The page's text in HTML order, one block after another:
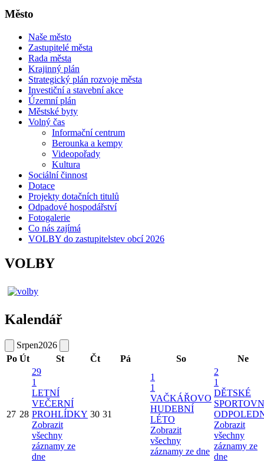
Město
Naše město
Zastupitelé města
Rada města
Krajinný plán
Strategický plán rozvoje města
Investiční a stavební akce
Územní plán
Městské byty
Volný čas
Informační centrum
Berounka a kempy
Videopořady
Kultura
Sociální činnost
Dotace
Projekty dotačních titulů
Odpadové hospodářství
Fotogalerie
Co nás zajímá
VOLBY do zastupitelstev obcí 2026
VOLBY
Kalendář
Srpen2026
Po Út St Čt Pá So Ne
27 28
29
1
LETNÍ
VEČERNÍ
PROHLÍDKY
Zobrazit
všechny
záznamy ze
dne
30 31
1
1
VAČKÁŘOVO
HUDEBNÍ
LÉTO
Zobrazit
všechny
záznamy ze dne
2
1
DĚTSKÉ
Zobrazit
všechny
záznamy ze
dne